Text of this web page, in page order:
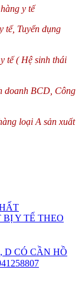
y tế
tế, Tuyển dụng
tế ( Hệ sinh thái
doanh BCD, Công
loại A sản xuất
D CÓ CẦN HỒ